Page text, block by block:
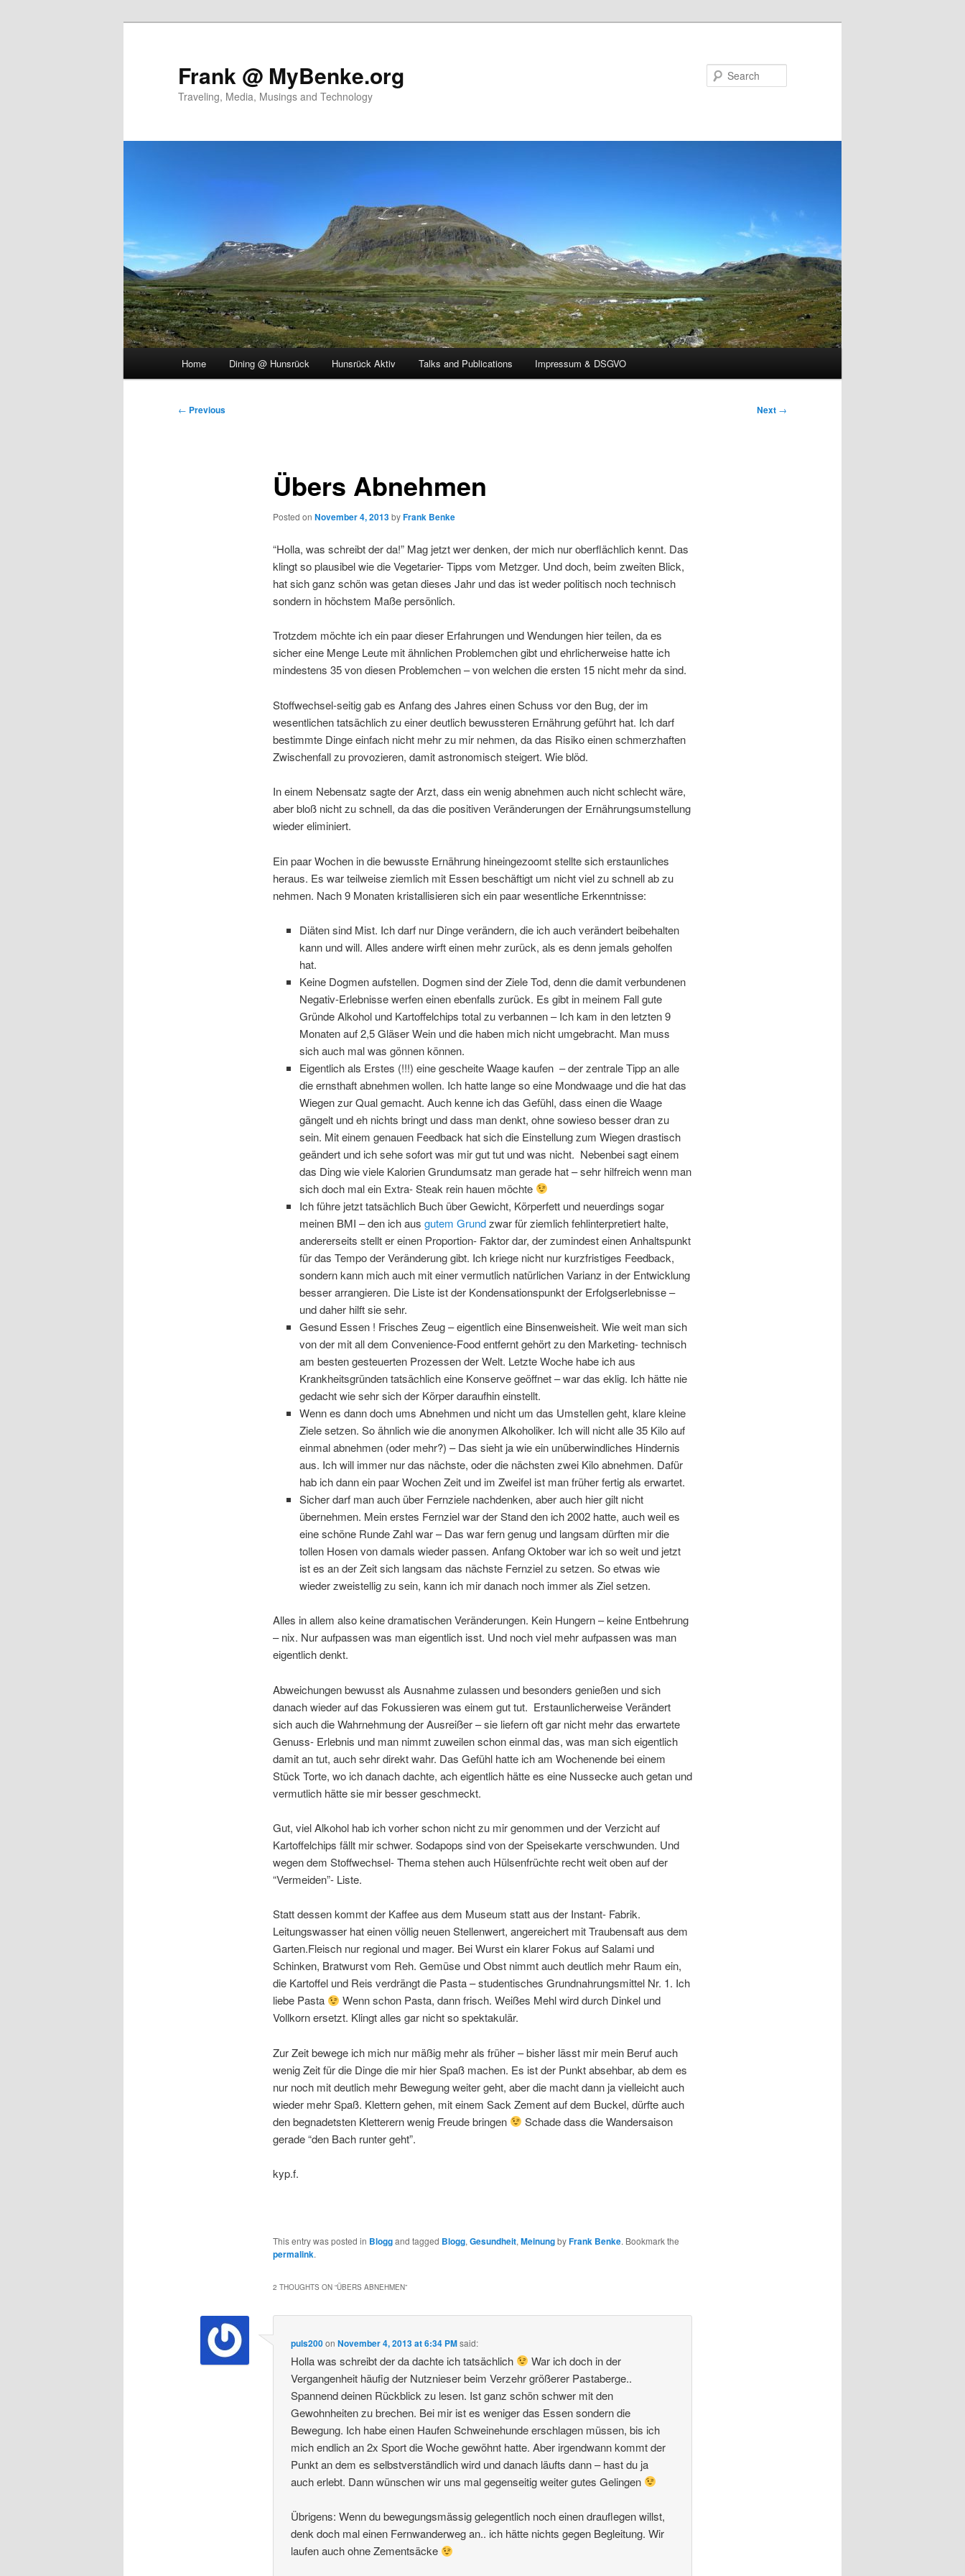
Frank @ MyBenke.org
Traveling, Media, Musings and Technology
Home Dining @ Hunsrück Hunsrück Aktiv Talks and Publications Impressum & DSGVO
Post
← Previous Next →
Übers Abnehmen
Posted on November 4, 2013byFrank Benke
“Holla, was schreibt der da!” Mag jetzt wer denken, der mich nur oberflächlich kennt. Das
klingt so plausibel wie die Vegetarier- Tipps vom Metzger. Und doch, beim zweiten Blick,
hat sich ganz schön was getan dieses Jahr und das ist weder politisch noch technisch
sondern in höchstem Maße persönlich.
Trotzdem möchte ich ein paar dieser Erfahrungen und Wendungen hier teilen, da es
sicher eine Menge Leute mit ähnlichen Problemchen gibt und ehrlicherweise hatte ich
mindestens 35 von diesen Problemchen – von welchen die ersten 15 nicht mehr da sind.
Stoffwechsel-seitig gab es Anfang des Jahres einen Schuss vor den Bug, der im
wesentlichen tatsächlich zu einer deutlich bewussteren Ernährung geführt hat. Ich darf
bestimmte Dinge einfach nicht mehr zu mir nehmen, da das Risiko einen schmerzhaften
Zwischenfall zu provozieren, damit astronomisch steigert. Wie blöd.
In einem Nebensatz sagte der Arzt, dass ein wenig abnehmen auch nicht schlecht wäre,
aber bloß nicht zu schnell, da das die positiven Veränderungen der Ernährungsumstellung
wieder eliminiert.
Ein paar Wochen in die bewusste Ernährung hineingezoomt stellte sich erstaunliches
heraus. Es war teilweise ziemlich mit Essen beschäftigt um nicht viel zu schnell ab zu
nehmen. Nach 9 Monaten kristallisieren sich ein paar wesentliche Erkenntnisse:
Diäten sind Mist. Ich darf nur Dinge verändern, die ich auch verändert beibehalten
kann und will. Alles andere wirft einen mehr zurück, als es denn jemals geholfen
hat.
Keine Dogmen aufstellen. Dogmen sind der Ziele Tod, denn die damit verbundenen
Negativ-Erlebnisse werfen einen ebenfalls zurück. Es gibt in meinem Fall gute
Gründe Alkohol und Kartoffelchips total zu verbannen – Ich kam in den letzten 9
Monaten auf 2,5 Gläser Wein und die haben mich nicht umgebracht. Man muss
sich auch mal was gönnen können.
Eigentlich als Erstes (!!!) eine gescheite Waage kaufen – der zentrale Tipp an alle
die ernsthaft abnehmen wollen. Ich hatte lange so eine Mondwaage und die hat das
Wiegen zur Qual gemacht. Auch kenne ich das Gefühl, dass einen die Waage
gängelt und eh nichts bringt und dass man denkt, ohne sowieso besser dran zu
sein. Mit einem genauen Feedback hat sich die Einstellung zum Wiegen drastisch
geändert und ich sehe sofort was mir gut tut und was nicht. Nebenbei sagt einem
das Ding wie viele Kalorien Grundumsatz man gerade hat – sehr hilfreich wenn man
sich doch mal ein Extra- Steak rein hauen möchte
Ich führe jetzt tatsächlich Buch über Gewicht, Körperfett und neuerdings sogar
meinen BMI – den ich ausgutem Grundzwar für ziemlich fehlinterpretiert halte,
andererseits stellt er einen Proportion- Faktor dar, der zumindest einen Anhaltspunkt
für das Tempo der Veränderung gibt. Ich kriege nicht nur kurzfristiges Feedback,
sondern kann mich auch mit einer vermutlich natürlichen Varianz in der Entwicklung
besser arrangieren. Die Liste ist der Kondensationspunkt der Erfolgserlebnisse –
und daher hilft sie sehr.
Gesund Essen ! Frisches Zeug – eigentlich eine Binsenweisheit. Wie weit man sich
von der mit all dem Convenience-Food entfernt gehört zu den Marketing- technisch
am besten gesteuerten Prozessen der Welt. Letzte Woche habe ich aus
Krankheitsgründen tatsächlich eine Konserve geöffnet – war das eklig. Ich hätte nie
gedacht wie sehr sich der Körper daraufhin einstellt.
Wenn es dann doch ums Abnehmen und nicht um das Umstellen geht, klare kleine
Ziele setzen. So ähnlich wie die anonymen Alkoholiker. Ich will nicht alle 35 Kilo auf
einmal abnehmen (oder mehr?) – Das sieht ja wie ein unüberwindliches Hindernis
aus. Ich will immer nur das nächste, oder die nächsten zwei Kilo abnehmen. Dafür
hab ich dann ein paar Wochen Zeit und im Zweifel ist man früher fertig als erwartet.
Sicher darf man auch über Fernziele nachdenken, aber auch hier gilt nicht
übernehmen. Mein erstes Fernziel war der Stand den ich 2002 hatte, auch weil es
eine schöne Runde Zahl war – Das war fern genug und langsam dürften mir die
tollen Hosen von damals wieder passen. Anfang Oktober war ich so weit und jetzt
ist es an der Zeit sich langsam das nächste Fernziel zu setzen. So etwas wie
wieder zweistellig zu sein, kann ich mir danach noch immer als Ziel setzen.
Alles in allem also keine dramatischen Veränderungen. Kein Hungern – keine Entbehrung
– nix. Nur aufpassen was man eigentlich isst. Und noch viel mehr aufpassen was man
eigentlich denkt.
Abweichungen bewusst als Ausnahme zulassen und besonders genießen und sich
danach wieder auf das Fokussieren was einem gut tut. Erstaunlicherweise Verändert
sich auch die Wahrnehmung der Ausreißer – sie liefern oft gar nicht mehr das erwartete
Genuss- Erlebnis und man nimmt zuweilen schon einmal das, was man sich eigentlich
damit an tut, auch sehr direkt wahr. Das Gefühl hatte ich am Wochenende bei einem
Stück Torte, wo ich danach dachte, ach eigentlich hätte es eine Nussecke auch getan und
vermutlich hätte sie mir besser geschmeckt.
Gut, viel Alkohol hab ich vorher schon nicht zu mir genommen und der Verzicht auf
Kartoffelchips fällt mir schwer. Sodapops sind von der Speisekarte verschwunden. Und
wegen dem Stoffwechsel- Thema stehen auch Hülsenfrüchte recht weit oben auf der
“Vermeiden”- Liste.
Statt dessen kommt der Kaffee aus dem Museum statt aus der Instant- Fabrik.
Leitungswasser hat einen völlig neuen Stellenwert, angereichert mit Traubensaft aus dem
Garten.Fleisch nur regional und mager. Bei Wurst ein klarer Fokus auf Salami und
Schinken, Bratwurst vom Reh. Gemüse und Obst nimmt auch deutlich mehr Raum ein,
die Kartoffel und Reis verdrängt die Pasta – studentisches Grundnahrungsmittel Nr. 1. Ich
liebe Pasta
Wenn schon Pasta, dann frisch. Weißes Mehl wird durch Dinkel und
Vollkorn ersetzt. Klingt alles gar nicht so spektakulär.
Zur Zeit bewege ich mich nur mäßig mehr als früher – bisher lässt mir mein Beruf auch
wenig Zeit für die Dinge die mir hier Spaß machen. Es ist der Punkt absehbar, ab dem es
nur noch mit deutlich mehr Bewegung weiter geht, aber die macht dann ja vielleicht auch
wieder mehr Spaß. Klettern gehen, mit einem Sack Zement auf dem Buckel, dürfte auch
den begnadetsten Kletterern wenig Freude bringen
Schade dass die Wandersaison
gerade “den Bach runter geht”.
kyp.f.
This entry was posted in Bloggand tagged Blogg, Gesundheit, MeinungbyFrank Benke. Bookmark the
permalink.
2 THOUGHTS ON “ÜBERS ABNEHMEN”
puls200onNovember 4, 2013 at 6:34 PMsaid:
Holla was schreibt der da dachte ich tatsächlich
War ich doch in der
Vergangenheit häufig der Nutznieser beim Verzehr größerer Pastaberge..
Spannend deinen Rückblick zu lesen. Ist ganz schön schwer mit den
Gewohnheiten zu brechen. Bei mir ist es weniger das Essen sondern die
Bewegung. Ich habe einen Haufen Schweinehunde erschlagen müssen, bis ich
mich endlich an 2x Sport die Woche gewöhnt hatte. Aber irgendwann kommt der
Punkt an dem es selbstverständlich wird und danach läufts dann – hast du ja
auch erlebt. Dann wünschen wir uns mal gegenseitig weiter gutes Gelingen
Übrigens: Wenn du bewegungsmässig gelegentlich noch einen drauflegen willst,
denk doch mal einen Fernwanderweg an.. ich hätte nichts gegen Begleitung. Wir
laufen auch ohne Zementsäcke